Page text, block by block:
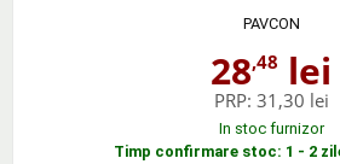
PAVCON
28,48 lei
PRP: 31,30 lei
In stoc furnizor
Timp confirmare stoc: 1 - 2